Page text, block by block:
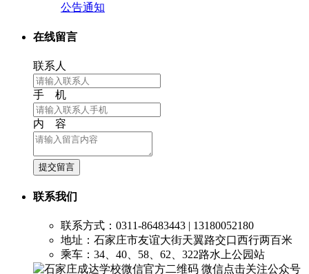
公告通知
在线留言
联系人
手 机
内 容
提交留言
联系我们
联系方式：0311-86483443 | 13180052180
地址：石家庄市友谊大街天翼路交口西行两百米
乘车：34、40、58、62、322路水上公园站
微信点击关注公众号